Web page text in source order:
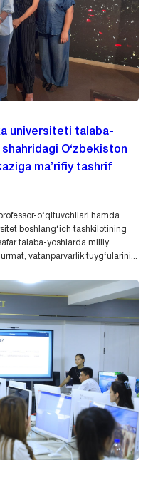
universiteti talaba-
O‘zbekiston
ma’rifiy tashrif
o‘qituvchilari hamda
boshlang‘ich tashkilotining
talaba-yoshlarda milliy
vatanparvarlik tuyg‘ularini...